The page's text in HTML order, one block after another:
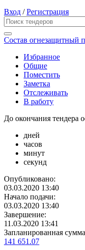
Вход /Регистрация
Состав огнезащитный
Избранное
Общие
Поместить
Заметка
Отслеживать
В работу
До окончания тендера
дней
часов
минут
секунд
Опубликовано:
03.03.2020 13:40
Начало подачи:
03.03.2020 13:40
Завершение:
11.03.2020 13:41
Запланированная
141 651.07